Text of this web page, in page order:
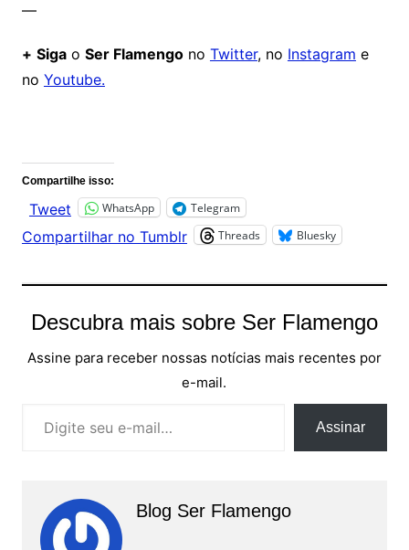
—
+ Sigao Ser Flamengono Twitter, no Instagram e
no Youtube.
Compartilhe isso:
Tweet WhatsApp Telegram
Compartilhar no Tumblr Threads Bluesky
Descubra mais sobre Ser Flamengo
Assine para receber nossas notícias mais recentes por
e-mail.
Assinar
Blog Ser Flamengo